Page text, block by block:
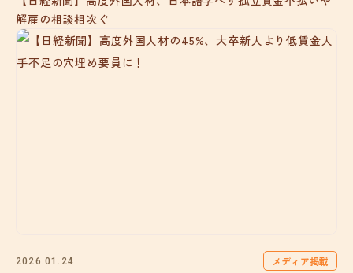
解雇の相談相次ぐ
2026.01.24 メディア掲載